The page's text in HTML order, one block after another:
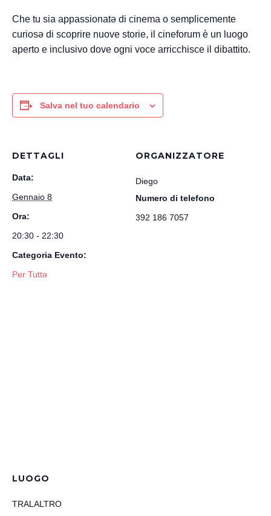
Che tu sia appassionatə di cinema o semplicemente
curiosə di scoprire nuove storie, il cineforum è un luogo
aperto e inclusivo dove ogni voce arricchisce il dibattito.
Salva nel tuo calendario
DETTAGLI
Data:
Gennaio 8
Ora:
20:30 - 22:30
Categoria Evento:
Per Tuttə
ORGANIZZATORE
Diego
Numero di telefono
392 186 7057
LUOGO
TRALALTRO